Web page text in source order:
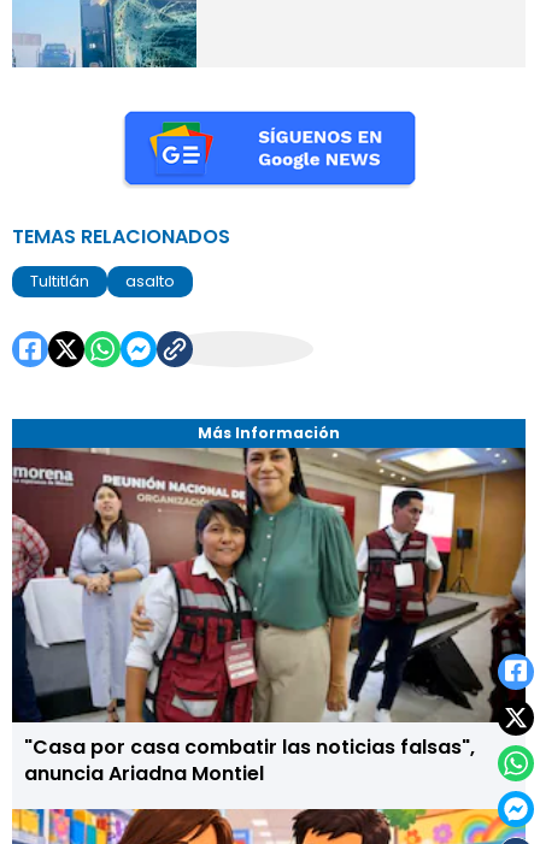
Más Información
"Casa por casa combatir las noticias falsas",
anuncia Ariadna Montiel
TEMAS RELACIONADOS
Tultitlán asalto